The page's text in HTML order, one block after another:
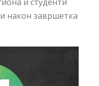
након завршетка